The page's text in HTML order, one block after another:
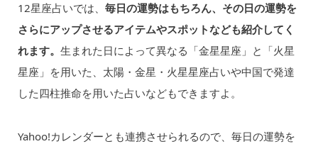
12星座占いでは、 毎日の運勢はもちろん、その日の運勢を
さらにアップさせるアイテムやスポットなども紹介してく
れます。 生まれた日によって異なる「金星星座」と「火星
星座」を用いた、太陽・金星・火星星座占いや中国で発達
した四柱推命を用いた占いなどもできますよ。
Yahoo!カレンダーとも連携させられるので、毎日の運勢を